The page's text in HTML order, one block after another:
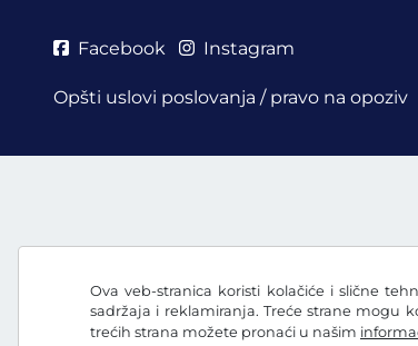
Ova veb-stranica koristi kolačiće i slične
sadržaja i reklamiranja. Treće strane mogu
trećih strana možete pronaći u našim
Facebook Instagram
Opšti uslovi poslovanja / pravo na opoziv